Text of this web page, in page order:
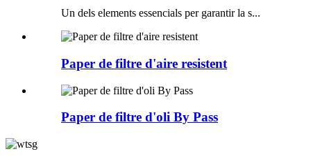
Un dels elements essencials per garantir la s...
Paper de filtre d'aire resistent
Paper de filtre d'oli By Pass